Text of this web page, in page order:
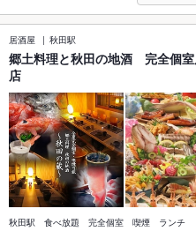
居酒屋 秋田駅
郷土料理と秋田の地酒 完全個
店
秋田駅 食べ放題 完全個室 喫煙 ランチ